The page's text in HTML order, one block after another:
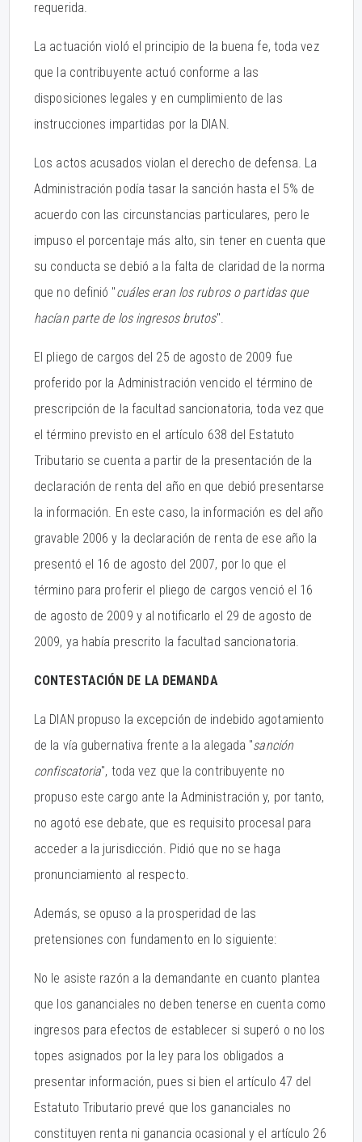
requerida.
La actuación violó el principio de la buena fe, toda vez
que la contribuyente actuó conforme a las
disposiciones legales y en cumplimiento de las
instrucciones impartidas por la DIAN.
Los actos acusados violan el derecho de defensa. La
Administración podía tasar la sanción hasta el 5% de
acuerdo con las circunstancias particulares, pero le
impuso el porcentaje más alto, sin tener en cuenta que
su conducta se debió a la falta de claridad de la norma
que no definió "cuáles eran los rubros o partidas que
hacían parte de los ingresos brutos".
El pliego de cargos del 25 de agosto de 2009 fue
proferido por la Administración vencido el término de
prescripción de la facultad sancionatoria, toda vez que
el término previsto en el artículo 638 del Estatuto
Tributario se cuenta a partir de la presentación de la
declaración de renta del año en que debió presentarse
la información. En este caso, la información es del año
gravable 2006 y la declaración de renta de ese año la
presentó el 16 de agosto del 2007, por lo que el
término para proferir el pliego de cargos venció el 16
de agosto de 2009 y al notificarlo el 29 de agosto de
2009, ya había prescrito la facultad sancionatoria.
CONTESTACIÓN DE LA DEMANDA
La DIAN propuso la excepción de indebido agotamiento
de la vía gubernativa frente a la alegada "sanción
confiscatoria", toda vez que la contribuyente no
propuso este cargo ante la Administración y, por tanto,
no agotó ese debate, que es requisito procesal para
acceder a la jurisdicción. Pidió que no se haga
pronunciamiento al respecto.
Además, se opuso a la prosperidad de las
pretensiones con fundamento en lo siguiente:
No le asiste razón a la demandante en cuanto plantea
que los gananciales no deben tenerse en cuenta como
ingresos para efectos de establecer si superó o no los
topes asignados por la ley para los obligados a
presentar información, pues si bien el artículo 47 del
Estatuto Tributario prevé que los gananciales no
constituyen renta ni ganancia ocasional y el artículo 26